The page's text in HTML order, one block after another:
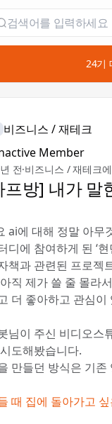
📣 24
비즈니스 / 재테크
Member
전·비즈니스 / 재테크
프방] 내가 말
ai에 대해 정말 아무
디에 참여하게 된 ‘현
책과 관련된 프로젝
직 제가 쓸 줄 몰라
더 좋아하고 관심
님이 주신 비디오스
도해봤습니다.
만들던 방식은 기
때 집에 돌아가고